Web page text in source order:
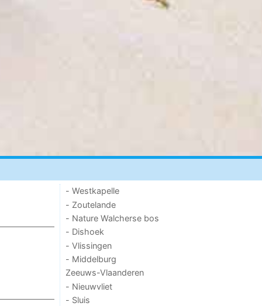
- Westkapelle
- Zoutelande
- Nature Walcherse bos
- Dishoek
- Vlissingen
- Middelburg
Zeeuws-Vlaanderen
- Nieuwvliet
- Sluis